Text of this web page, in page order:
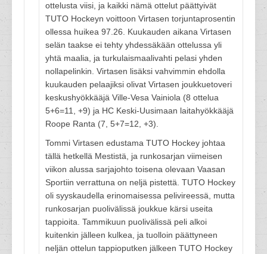
ottelusta viisi, ja kaikki nämä ottelut päättyivät
TUTO Hockeyn voittoon Virtasen torjuntaprosentin
ollessa huikea 97.26. Kuukauden aikana Virtasen
selän taakse ei tehty yhdessäkään ottelussa yli
yhtä maalia, ja turkulaismaalivahti pelasi yhden
nollapelinkin. Virtasen lisäksi vahvimmin ehdolla
kuukauden pelaajiksi olivat Virtasen joukkuetoveri
keskushyökkääjä Ville-Vesa Vainiola (8 ottelua
5+6=11, +9) ja HC Keski-Uusimaan laitahyökkääjä
Roope Ranta (7, 5+7=12, +3).
Tommi Virtasen edustama TUTO Hockey johtaa
tällä hetkellä Mestistä, ja runkosarjan viimeisen
viikon alussa sarjajohto toisena olevaan Vaasan
Sportiin verrattuna on neljä pistettä. TUTO Hockey
oli syyskaudella erinomaisessa pelivireessä, mutta
runkosarjan puolivälissä joukkue kärsi useita
tappioita. Tammikuun puolivälissä peli alkoi
kuitenkin jälleen kulkea, ja tuolloin päättyneen
neljän ottelun tappioputken jälkeen TUTO Hockey